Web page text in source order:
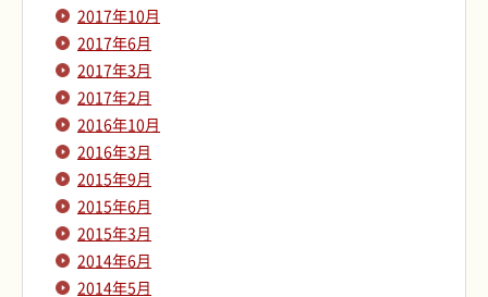
2017年10月
2017年6月
2017年3月
2017年2月
2016年10月
2016年3月
2015年9月
2015年6月
2015年3月
2014年6月
2014年5月